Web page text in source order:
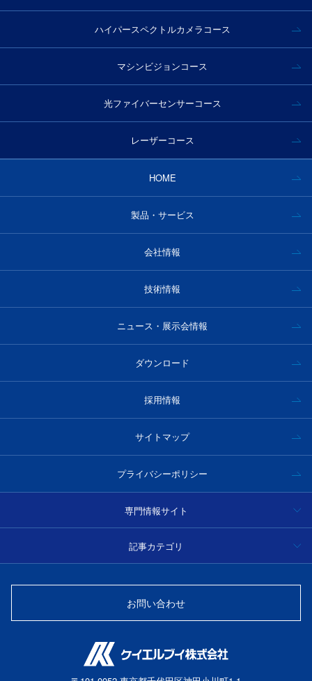
ハイパースペクトルカメラコース
マシンビジョンコース
光ファイバーセンサーコース
レーザーコース
HOME
製品・サービス
会社情報
技術情報
ニュース・展示会情報
ダウンロード
採用情報
サイトマップ
プライバシーポリシー
専門情報サイト
ハイパースペクトルカメラ事例集・技術情報
光学フィルター製品情報・技術情報
記事カテゴリ
分光
光源
光ファイバーセンサー
お問い合わせ